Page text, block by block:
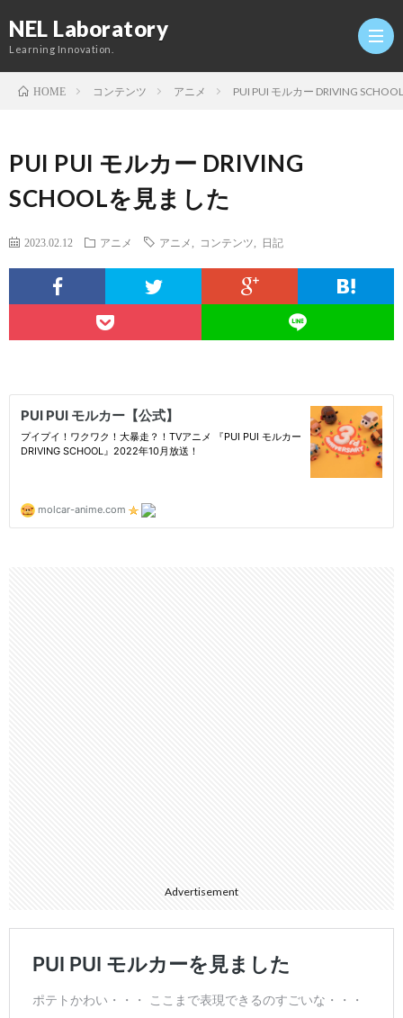
NEL Laboratory
Learning Innovation.
HOME コンテンツ アニメ PUI PUI モルカー DRIVING
PUI PUI モルカー DRIVING
SCHOOLを見ました
2023.02.12 アニメ アニメ コンテンツ 日記
Advertisement